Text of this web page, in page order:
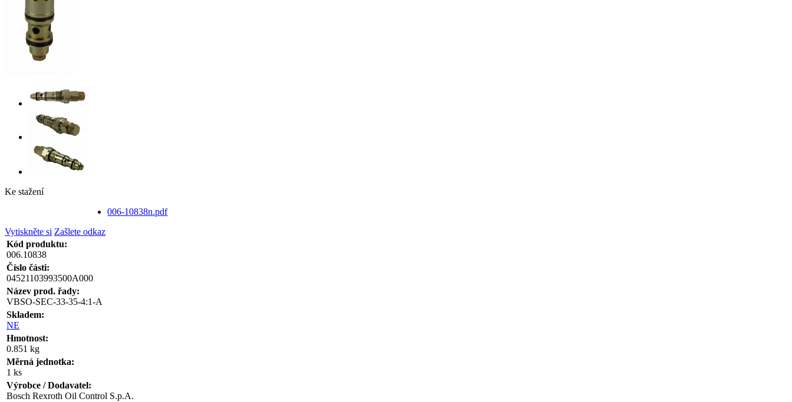
Ke stažení
006-10838n.pdf
Vytiskněte si Zašlete odkaz
Kód produktu:
006.10838
Číslo části:
04521103993500A000
Název prod. řady:
VBSO-SEC-33-35-4:1-A
Skladem:
NE
Hmotnost:
0.851 kg
Měrná jednotka:
1 ks
Výrobce / Dodavatel:
Bosch Rexroth Oil Control S.p.A.